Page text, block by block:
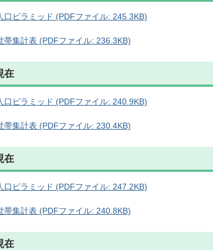
口ピラミッド (PDFファイル: 245.3KB)
帯集計表 (PDFファイル: 236.3KB)
在
口ピラミッド (PDFファイル: 240.9KB)
帯集計表 (PDFファイル: 230.4KB)
在
口ピラミッド (PDFファイル: 247.2KB)
帯集計表 (PDFファイル: 240.8KB)
在